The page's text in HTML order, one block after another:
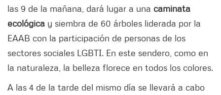
las 9 de la mañana, dará lugar a una caminata
ecológica y siembra de 60 árboles liderada por la
EAAB con la participación de personas de los
sectores sociales LGBTI. En este sendero, como en
la naturaleza, la belleza florece en todos los colores.
A las 4 de la tarde del mismo día se llevará a cabo